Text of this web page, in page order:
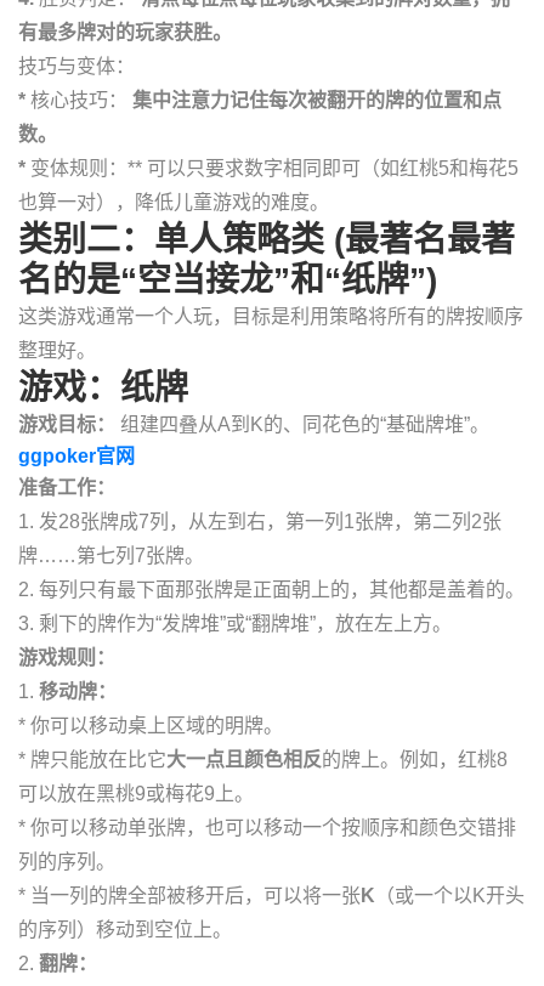
有最多牌对的玩家获胜。
技巧与变体：
* 核心技巧：
集中注意力记住每次被翻开的牌的位置和点
数。
* 变体规则：** 可以只要求数字相同即可（如红桃5和梅花5
也算一对），降低儿童游戏的难度。
类别二：单人策略类 (最著名最著
名的是“空当接龙”和“纸牌”)
这类游戏通常一个人玩，目标是利用策略将所有的牌按顺序
整理好。
游戏：纸牌
游戏目标：
组建四叠从A到K的、同花色的“基础牌堆”。
ggpoker官网
准备工作：
1. 发28张牌成7列，从左到右，第一列1张牌，第二列2张
牌……第七列7张牌。
2. 每列只有最下面那张牌是正面朝上的，其他都是盖着的。
3. 剩下的牌作为“发牌堆”或“翻牌堆”，放在左上方。
游戏规则：
1. 移动牌：
* 你可以移动桌上区域的明牌。
* 牌只能放在比它大一点且颜色相反的牌上。例如，红桃8
可以放在黑桃9或梅花9上。
* 你可以移动单张牌，也可以移动一个按顺序和颜色交错排
列的序列。
* 当一列的牌全部被移开后，可以将一张K （或一个以K开头
的序列）移动到空位上。
2. 翻牌：